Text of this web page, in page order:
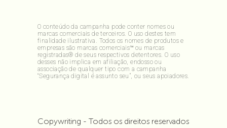
O conteúdo da campanha pode conter nomes ou
marcas comerciais de terceiros. O uso destes tem
finalidade ilustrativa. Todos os nomes de produtos e
empresas são marcas comerciais™ ou marcas
registradas® de seus respectivos detentores. O uso
desses não implica em afiliação, endosso ou
associação de qualquer tipo com a campanha
“Segurança digital é assunto seu”, ou seus apoiadores.
Copywriting - Todos os direitos reservados